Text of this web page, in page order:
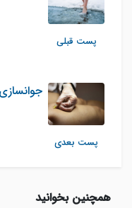
پست قبلی
پست بعدی
همچنین بخوانید